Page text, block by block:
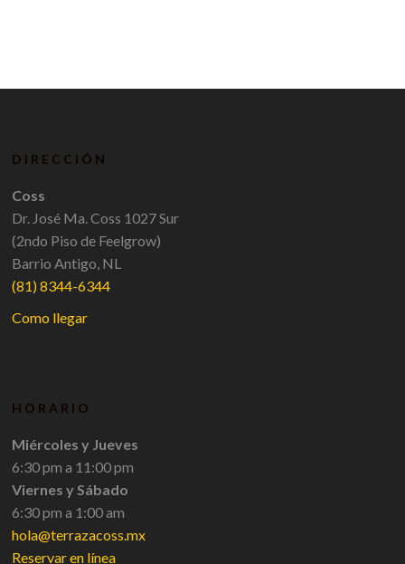
DIRECCIÓN
Coss
Dr. José Ma. Coss 1027 Sur
(2ndo Piso de Feelgrow)
Barrio Antigo, NL
(81) 8344-6344
Como llegar
HORARIO
Miércoles y Jueves
6:30 pm a 11:00 pm
Viernes y Sábado
6:30 pm a 1:00 am
hola@terrazacoss.mx
Reservar en línea